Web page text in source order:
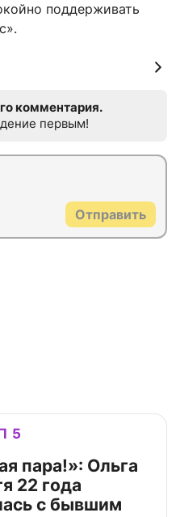
поддерживать
комментария.
первым!
Отправить
5
пара!»: Ольга
22 года
с бывшим